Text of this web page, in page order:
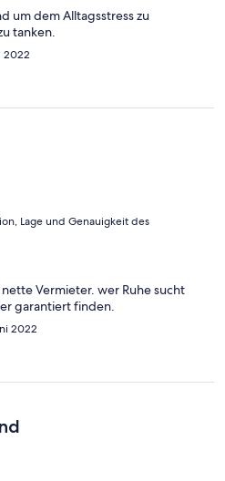
um dem Alltagsstress zu
tanken.
2022
Lage und Genauigkeit des
Vermieter. wer Ruhe sucht
garantiert finden.
2022